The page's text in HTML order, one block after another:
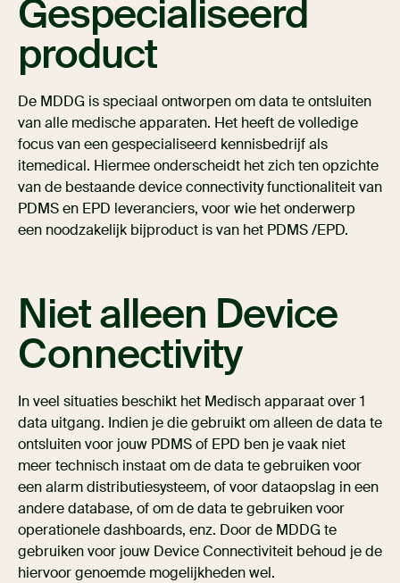
Gespecialiseerd
product
De MDDG is speciaal ontworpen om data te ontsluiten
van alle medische apparaten. Het heeft de volledige
focus van een gespecialiseerd kennisbedrijf als
itemedical. Hiermee onderscheidt het zich ten opzichte
van de bestaande device connectivity functionaliteit van
PDMS en EPD leveranciers, voor wie het onderwerp
een noodzakelijk bijproduct is van het PDMS /EPD.
Niet alleen Device
Connectivity
In veel situaties beschikt het Medisch apparaat over 1
data uitgang. Indien je die gebruikt om alleen de data te
ontsluiten voor jouw PDMS of EPD ben je vaak niet
meer technisch instaat om de data te gebruiken voor
een alarm distributiesysteem, of voor dataopslag in een
andere database, of om de data te gebruiken voor
operationele dashboards, enz. Door de MDDG te
gebruiken voor jouw Device Connectiviteit behoud je de
hiervoor genoemde mogelijkheden wel.